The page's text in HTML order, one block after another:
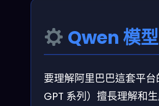
Qwen 模
要理解阿里巴巴這套平
GPT 系列）擅長理解和